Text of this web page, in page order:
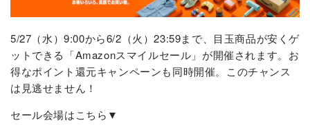
5/27（水）9:00から6/2（火）23:59まで、目玉商品が安くゲ
ットできる「Amazonスマイルセール」が開催されます。お
得なポイント還元キャンペーンも同時開催。このチャンス
は見逃せません！
セール会場はこちら▼